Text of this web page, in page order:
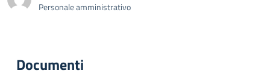
Personale amministrativo
Documenti